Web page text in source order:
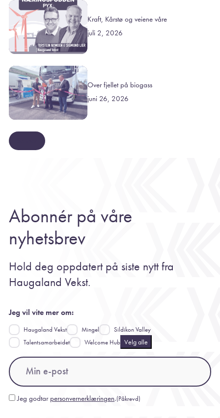
Kraft, Kårstø og veiene våre
juli 2, 2026
Over fjellet på biogass
juni 26, 2026
Abonnér på våre
nyhetsbrev
Hold deg oppdatert på siste nytt fra
Haugaland Vekst.
Jeg vil vite mer om:
Haugaland Vekst Mingel
Sildikon Valley
Talentsamarbeidet
Welcome Hub Velg alle
Email
Consent(Påkrevd)
Jeg godtar personvernerklæringen.(Påkrevd)